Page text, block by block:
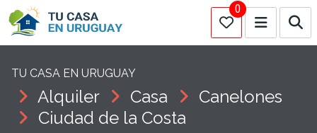
0
TU CASA EN URUGUAY
Alquiler Casa
Canelones
Ciudad de la Costa